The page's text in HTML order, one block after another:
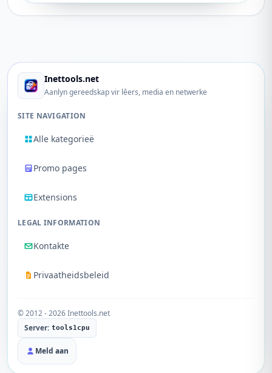
Inettools.net
Aanlyn gereedskap vir lêers, media en netwerke
SITE NAVIGATION
Alle kategorieë
Promo pages
Extensions
LEGAL INFORMATION
Kontakte
Privaatheidsbeleid
© 2012 - 2026 Inettools.net
Server: tools1cpu
Meld aan